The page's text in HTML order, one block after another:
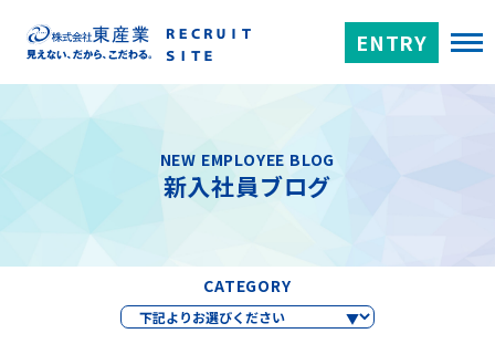
ENTRY
NEW EMPLOYEE BLOG
新入社員ブログ
CATEGORY